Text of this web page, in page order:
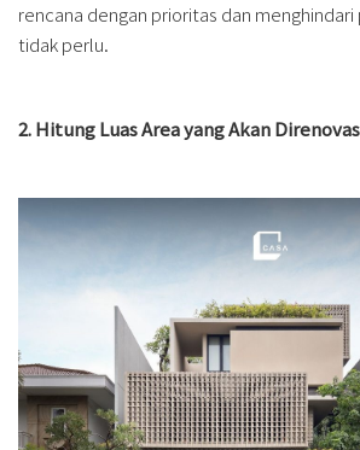
rencana dengan prioritas dan
tidak perlu.
2. Hitung Luas Area yang Akan